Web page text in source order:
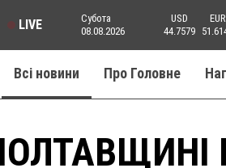
LIVE
Субота
08.08.2026
USD
44.7579
EUR
Всі новини Про Головне